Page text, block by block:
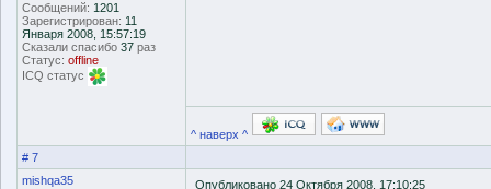
Сообщений: 1201
Зарегистрирован: 11
Января 2008, 15:57:19
Сказали спасибо 37 раз
Статус: offline
ICQ статус
^ наверх ^
# 7
mishqa35
Опубликовано 24 Октября 2008, 17:10:25